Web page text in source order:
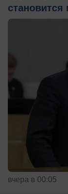
становится
вчера в 00:05